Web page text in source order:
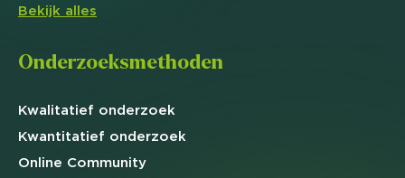
Bekijk alles
Onderzoeksmethoden
Kwalitatief onderzoek
Kwantitatief onderzoek
Online Community